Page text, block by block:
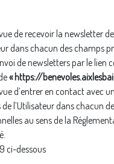
de recevoir la newsletter de
dans chacun des champs
de newsletters par le
« https://
d’entrer en contact avec
l’Utilisateur dans chacun
au sens de la
ci-dessous